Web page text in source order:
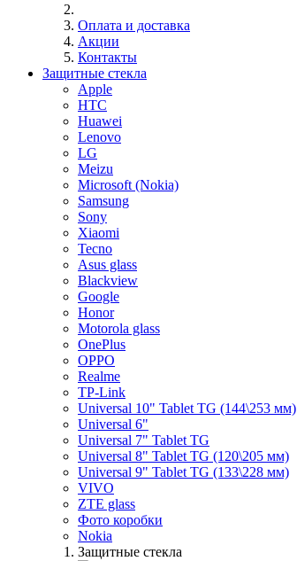
Оплата и доставка
Акции
Контакты
Защитные стекла
Apple
HTC
Huawei
Lenovo
LG
Meizu
Microsoft (Nokia)
Samsung
Sony
Xiaomi
Tecno
Asus glass
Blackview
Google
Honor
Motorola glass
OnePlus
OPPO
Realme
TP-Link
Universal 10" Tablet TG (144\253 мм)
Universal 6"
Universal 7" Tablet TG
Universal 8" Tablet TG (120\205 мм)
Universal 9" Tablet TG (133\228 мм)
VIVO
ZTE glass
Фото коробки
Nokia
Защитные стекла